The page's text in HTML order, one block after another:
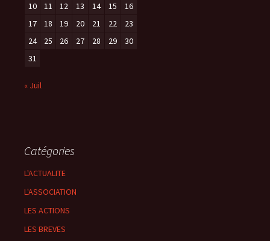
10
11 12 13 14 15
16
17
18 19 20 21 22
23
24
25 26 27 28 29
30
31
« Juil
Catégories
L'ACTUALITE
L'ASSOCIATION
LES ACTIONS
LES BREVES